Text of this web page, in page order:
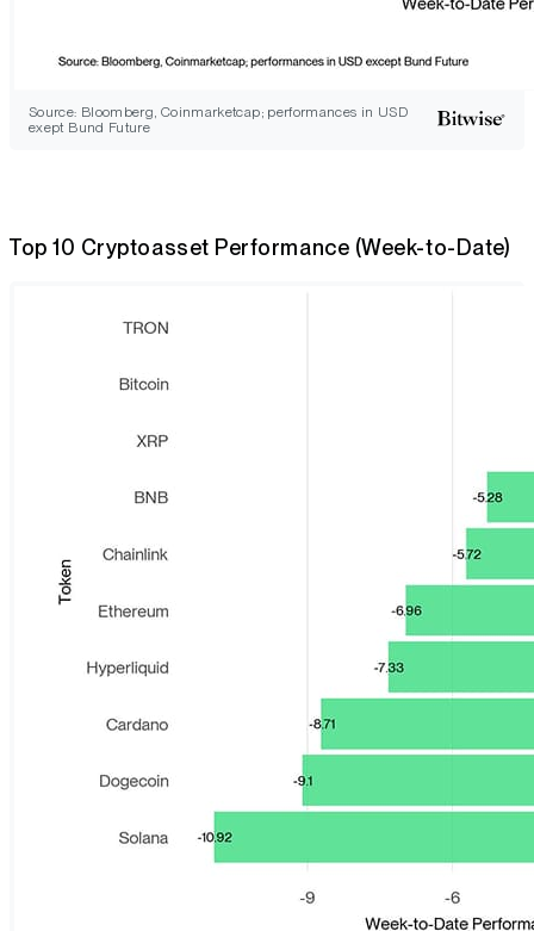
Source: Bloomberg, Coinmarketcap; performances in USD
exept Bund Future
Top 10 Cryptoasset Performance (Week-to-Date)